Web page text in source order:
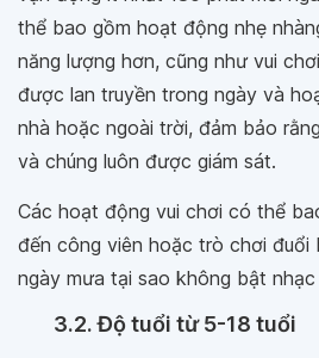
thể bao gồm hoạt động nhẹ
năng lượng hơn, cũng như vui
được lan truyền trong ngày và
nhà hoặc ngoài trời, đảm bảo
và chúng luôn được giám sát.
Các hoạt động vui chơi có thể
đến công viên hoặc trò chơi đuổi
ngày mưa tại sao không bật nhạc
3.2. Độ tuổi từ 5-18 tuổi